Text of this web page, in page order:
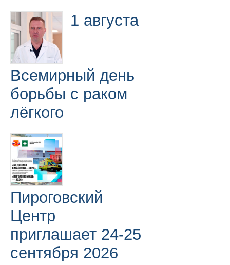
1 августа
Всемирный день
борьбы с раком
лёгкого
Пироговский
Центр
приглашает 24-25
сентября 2026